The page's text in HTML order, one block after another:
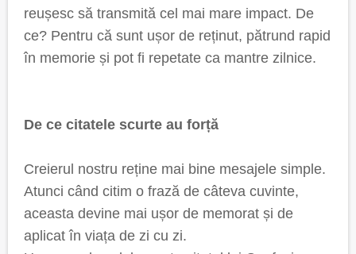
reușesc să transmită cel mai mare impact. De
ce? Pentru că sunt ușor de reținut, pătrund rapid
în memorie și pot fi repetate ca mantre zilnice.
De ce citatele scurte au forță
Creierul nostru reține mai bine mesajele simple.
Atunci când citim o frază de câteva cuvinte,
aceasta devine mai ușor de memorat și de
aplicat în viața de zi cu zi.